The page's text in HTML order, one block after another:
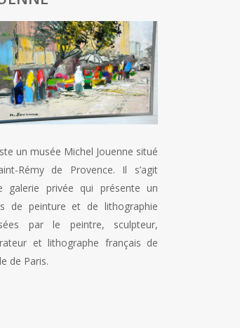
un musée Michel Jouenne situé
Rémy de Provence. Il s’agit
galerie privée qui présente un
de peinture et de lithographie
par le peintre, sculpteur,
et lithographe français de
de Paris.